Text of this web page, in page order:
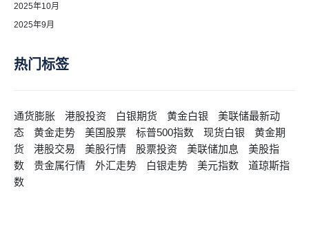
2025年10月
2025年9月
热门标签
通货膨胀 港股投资 白银期货 黄金白银
美联储最新动
态
黄金走势 美国股票 标普500指数 现货白银
黄金期
货
港股交易 美股行情 股票投资 美联储加息
美股指
数
贵金属行情 外汇走势 白银走势 美元指数
道琼斯指
数